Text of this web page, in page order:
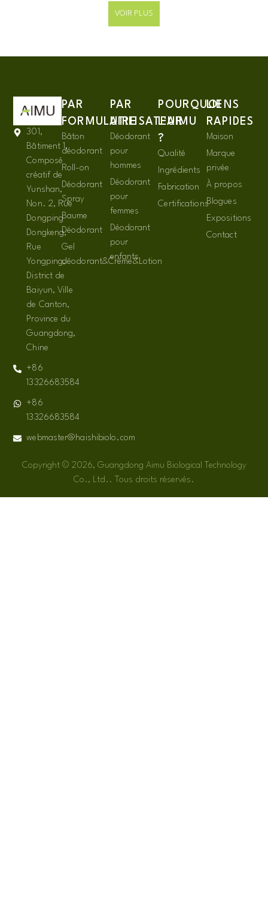
VOIR PLUS
301,
Bâtiment 1,
Composé
créatif de
Yunshan,
Non. 2, Rue
Dongping
Dongkeng,
Rue
Yongping,
District de
Baiyun, Ville
de Canton,
Province du
Guangdong,
Chine
+86
13326683584
+86
13326683584
webmaster@haishibiolo.com
PAR
FORMULAIRE
Bâton
déodorant
Roll-on
Déodorant
Spray
Baume
Déodorant
Gel
déodorant&Crème&Lotion
PAR
UTILISATEUR
Déodorant
pour
hommes
Déodorant
pour
femmes
Déodorant
pour
enfants
POURQUOI
L'AIMU
?
Qualité
Ingrédients
Fabrication
Certifications
LIENS
RAPIDES
Maison
Marque
privée
À propos
Blogues
Expositions
Contact
Copyright © 2026, Guangdong Aimu Biological Technology
Co., Ltd.. Tous droits réservés.